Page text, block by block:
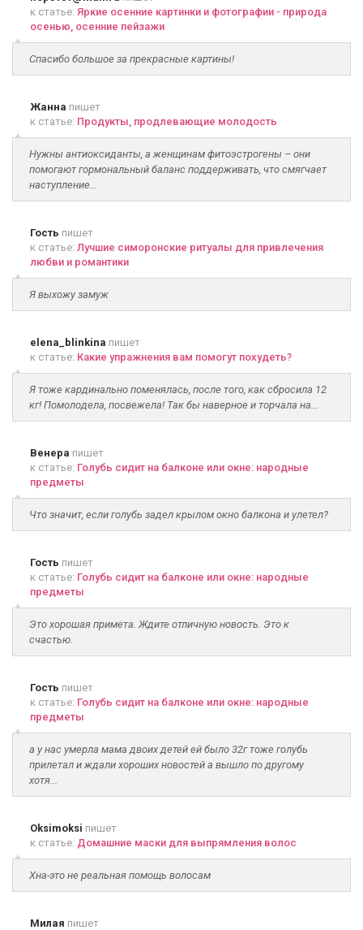
к статье: Яркие осенние картинки и фотографии - природа
осенью, осенние пейзажи
Спасибо большое за прекрасные картины!
Жанна пишет
к статье: Продукты, продлевающие молодость
Нужны антиоксиданты, а женщинам фитоэстрогены – они
помогают гормональный баланс поддерживать, что смягчает
наступление...
Гость пишет
к статье: Лучшие симоронские ритуалы для привлечения
любви и романтики
Я выхожу замуж
elena_blinkina пишет
к статье: Какие упражнения вам помогут похудеть?
Я тоже кардинально поменялась, после того, как сбросила 12
кг! Помолодела, посвежела! Так бы наверное и торчала на...
Венера пишет
к статье: Голубь сидит на балконе или окне: народные
предметы
Что значит, если голубь задел крылом окно балкона и улетел?
Гость пишет
к статье: Голубь сидит на балконе или окне: народные
предметы
Это хорошая примета. Ждите отличную новость. Это к
счастью.
Гость пишет
к статье: Голубь сидит на балконе или окне: народные
предметы
а у нас умерла мама двоих детей ей было 32г тоже голубь
прилетал и ждали хороших новостей а вышло по другому
хотя...
Oksimoksi пишет
к статье: Домашние маски для выпрямления волос
Хна-это не реальная помощь волосам
Милая пишет